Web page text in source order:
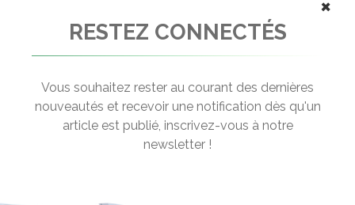
Ouverture de 2 nouveaux parcs Blooweels en région parisienne
← Revenir aux actualités
RESTEZ CONNECTÉS
Vous souhaitez rester au courant des dernières
nouveautés et recevoir une notification dès qu'un
article est publié, inscrivez-vous à notre
newsletter !